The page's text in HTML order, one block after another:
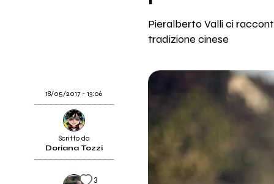
Pieralberto Valli ci
tradizione cinese
18/05/2017 - 13:06
Scritto da
Doriana Tozzi
3